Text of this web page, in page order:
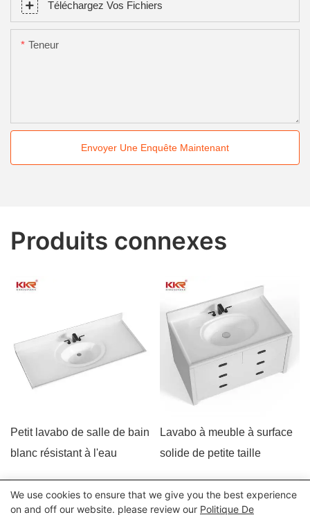
Téléchargez Vos Fichiers
Teneur
Envoyer Une Enquête Maintenant
Produits connexes
Petit lavabo de salle de bain
blanc résistant à l'eau
Lavabo à meuble à surface
solide de petite taille
Tous droits réservés © 2024 Kingkonree International China
We use cookies to ensure that we give you the best experience
on and off our website. please review our Politique De